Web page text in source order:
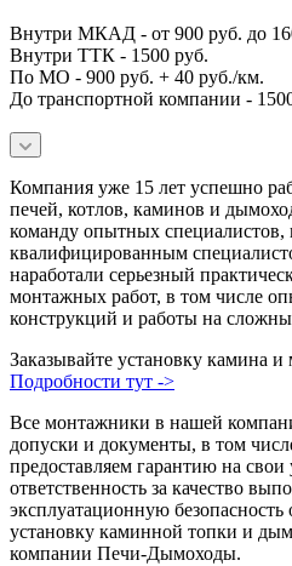
Внутри МКАД - от 900 руб. до
Внутри ТТК - 1500 руб.
По МО - 900 руб. + 40 руб./км.
До транспортной компании -
Компания уже 15 лет успешно
печей, котлов, каминов и
команду опытных специалистов,
квалифицированным
наработали серьезный
монтажных работ, в том числе
конструкций и работы на
Заказывайте установку камина
Подробности тут ->
Все монтажники в нашей
допуски и документы, в том
предоставляем гарантию на свои
ответственность за качество
эксплуатационную безопасность
установку каминной топки и
компании Печи-Дымоходы.